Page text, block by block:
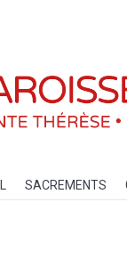
SACREMENTS